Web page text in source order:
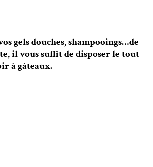
gels douches, shampooings…de
il vous suffit de disposer le tout
à gâteaux.